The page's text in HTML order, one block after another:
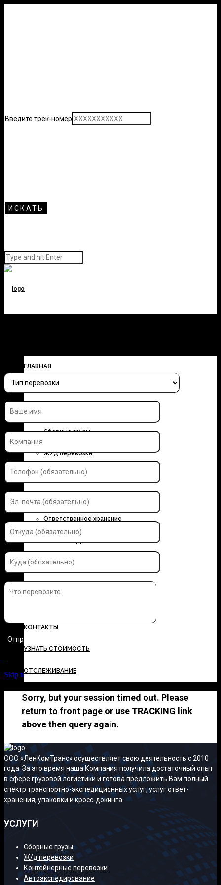
Введите трек-номер
ГЛАВНАЯ
О КОМПАНИИ
УСЛУГИ
Сборные грузы
Ж/д перевозки
Контейнерные перевозки
Автоэкспедирование
Ответственное хранение
Страхование грузов
ДОКУМЕНТЫ
КОНТАКТЫ
УЗНАТЬ СТОИМОСТЬ
ОТСЛЕЖИВАНИЕ
стоимость перевозки
Skip to Content
Sorry, but your session timed out. Please
return to front page or use TRACKING link
above then query again.
ООО «ЛенКомТранс» осуществляет свою деятельность с 2010
года. За это время наша Компания получила достаточный опыт
в сфере грузовой логистики и готова предложить Вам полный
спектр транспортно-экспедиционных услуг, услуг ответ-
хранения, упаковки и кросс-докинга.
УСЛУГИ
Сборные грузы
Ж/д перевозки
Контейнерные перевозки
Автоэкспедирование